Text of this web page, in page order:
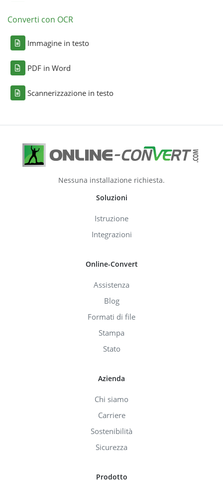
Converti con OCR
Immagine in testo
PDF in Word
Scannerizzazione in testo
Nessuna installazione richiesta.
Soluzioni
Istruzione
Integrazioni
Online-Convert
Assistenza
Blog
Formati di file
Stampa
Stato
Azienda
Chi siamo
Carriere
Sostenibilità
Sicurezza
Prodotto